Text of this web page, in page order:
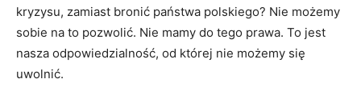
kryzysu, zamiast bronić państwa polskiego? Nie możemy
sobie na to pozwolić. Nie mamy do tego prawa. To jest
nasza odpowiedzialność, od której nie możemy się
uwolnić.